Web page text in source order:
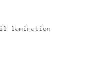
lamination